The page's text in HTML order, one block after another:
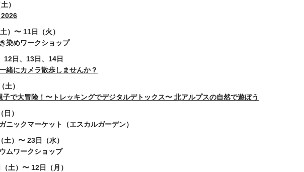
）
）〜 11日（火）
めワークショップ
日、13日、14日
緒にカメラ散歩しませんか？
）
子で大冒険！〜トレッキングでデジタルデトックス〜 北アルプスの自然で遊ぼう
）
ックマーケット（エスカルガーデン）
）〜 23日（水）
ワークショップ
土）〜 12日（月）